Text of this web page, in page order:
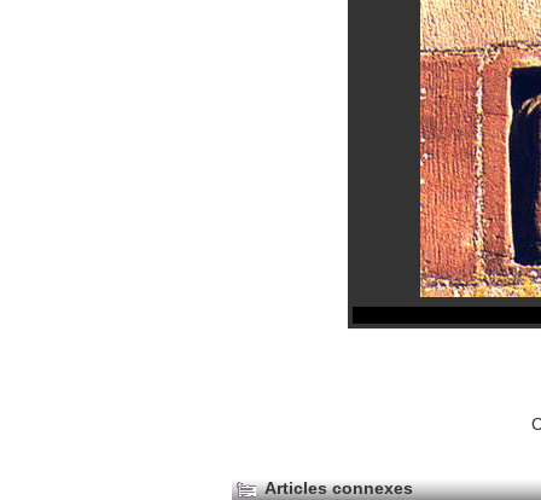
Articles connexes